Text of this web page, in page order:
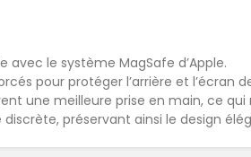
le système MagSafe d’Apple.
pour protéger l’arrière et l’écran
une meilleure prise en main, ce qui
préservant ainsi le design